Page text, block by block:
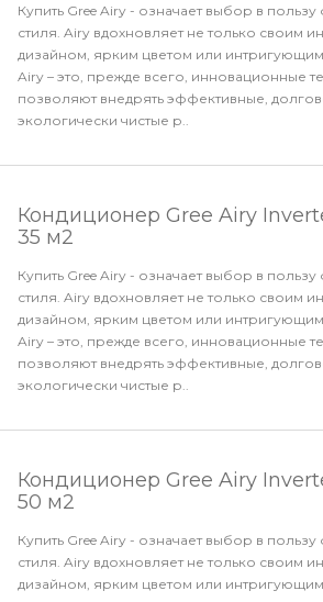
Купить Gree Airy - означает выбор в
стиля. Airy вдохновляет не только своим
дизайном, ярким цветом или
Airy – это, прежде всего, инновационные
позволяют внедрять эффективные,
экологически чистые р..
Кондиционер Gree Airy
35 м2
Купить Gree Airy - означает выбор в
стиля. Airy вдохновляет не только своим
дизайном, ярким цветом или
Airy – это, прежде всего, инновационные
позволяют внедрять эффективные,
экологически чистые р..
Кондиционер Gree Airy
50 м2
Купить Gree Airy - означает выбор в
стиля. Airy вдохновляет не только своим
дизайном, ярким цветом или